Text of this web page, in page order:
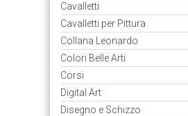
Cavalletti
Cavalletti per Pittura
Collana Leonardo
Colori Belle Arti
Corsi
Digital Art
Disegno e Schizzo